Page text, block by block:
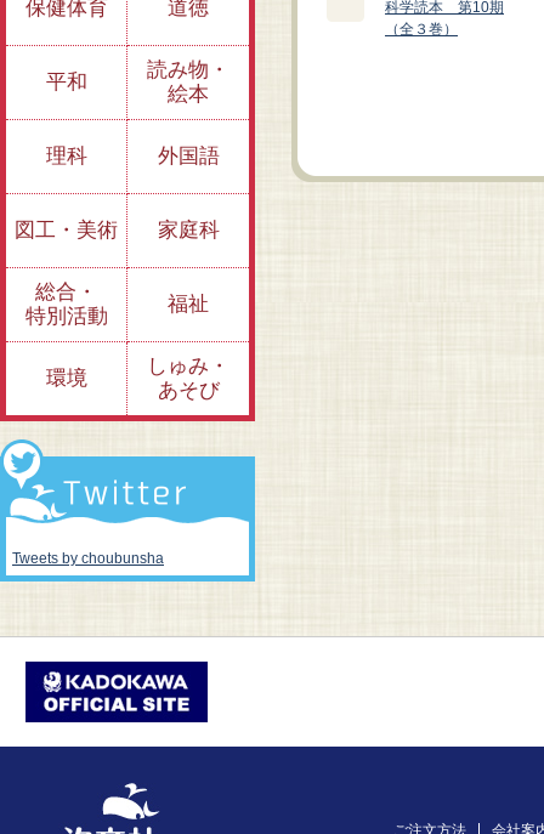
愛蔵版 ジュニア空想
科学読本②
愛蔵版 ジュニア空想
科学読本①
科学読本 第10期
（全３巻）
保健体育 道徳
平和
読み物・
絵本
理科 外国語
図工・美術 家庭科
総合・
特別活動
福祉
環境
しゅみ・
あそび
Tweets by choubunsha